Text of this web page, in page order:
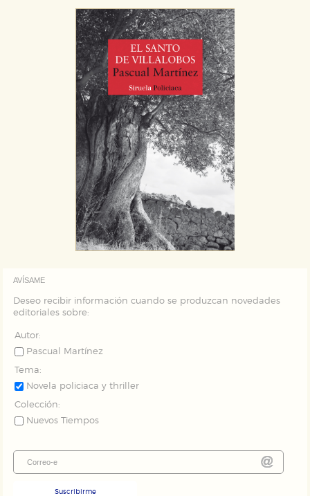
AVÍSAME
Deseo recibir información cuando se produzcan novedades
editoriales sobre:
Autor:
Pascual Martínez
Tema:
Novela policiaca y thriller
Colección:
Nuevos Tiempos
Suscribirme